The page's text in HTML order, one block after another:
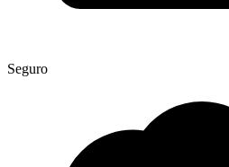
Seguro